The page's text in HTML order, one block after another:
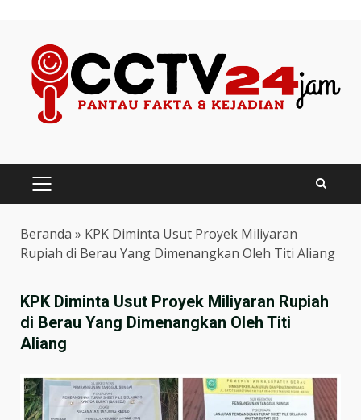
content
PRIMARY
MENU
Beranda » KPK Diminta Usut Proyek Miliyaran
Rupiah di Berau Yang Dimenangkan Oleh Titi Aliang
KPK Diminta Usut Proyek Miliyaran Rupiah
di Berau Yang Dimenangkan Oleh Titi
Aliang